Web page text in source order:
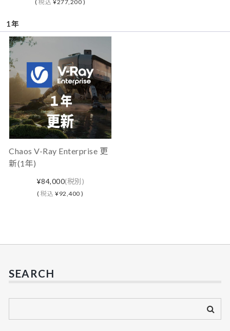
(税込 ¥277,200 )
1年
Chaos V-Ray Enterprise 更
新(1年)
¥84,000(税別)
(税込 ¥92,400 )
SEARCH